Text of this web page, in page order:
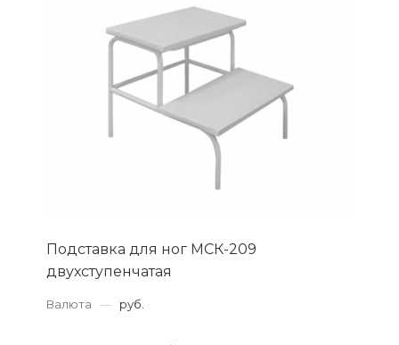
Подставка для ног МСК-209
двухступенчатая
Валюта — руб.